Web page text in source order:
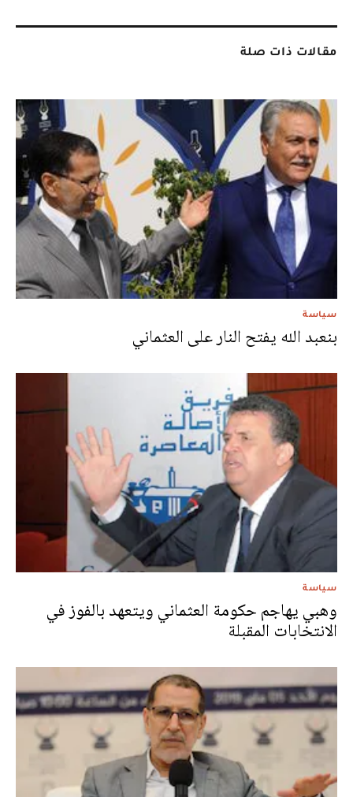
مقالات ذات صلة
سياسة
بنعبد الله يفتح النار على العثماني
سياسة
وهبي يهاجم حكومة العثماني ويتعهد بالفوز في
الانتخابات المقبلة